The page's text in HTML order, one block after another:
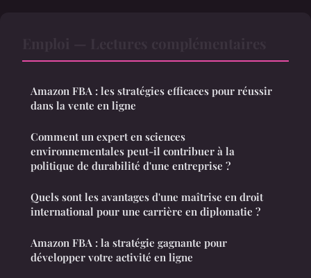
Amazon FBA : les stratégies efficaces pour réussir
dans la vente en ligne
Comment un expert en sciences
environnementales peut-il contribuer à la
politique de durabilité d'une entreprise ?
Quels sont les avantages d'une maîtrise en droit
international pour une carrière en diplomatie ?
Amazon FBA : la stratégie gagnante pour
développer votre activité en ligne